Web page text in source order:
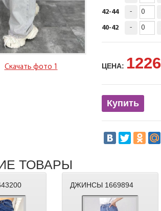
Скачать фото 1
42-44 -
40-42 -
ЦЕНА: 1226
Купить
ТОВАРЫ
ДЖИНСЫ 1669894